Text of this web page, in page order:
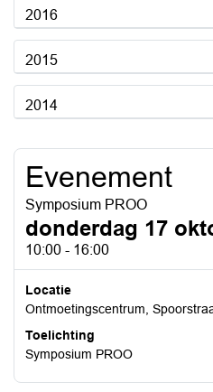
2016
2015
2014
Evenement
Symposium PROO
donderdag 17
10:00 - 16:00
Locatie
Ontmoetingscentrum,
Toelichting
Symposium PROO